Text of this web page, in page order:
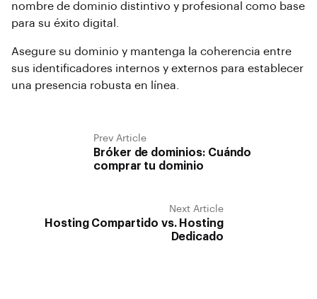
nombre de dominio distintivo y profesional como base
para su éxito digital.
Asegure su dominio y mantenga la coherencia entre
sus identificadores internos y externos para establecer
una presencia robusta en línea.
Prev Article
Bróker de dominios: Cuándo
comprar tu dominio
Next Article
Hosting Compartido vs. Hosting
Dedicado